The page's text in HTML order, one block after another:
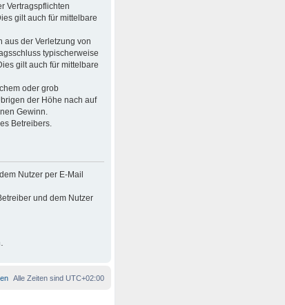
Vertragspflichten
gilt auch für mittelbare
aus der Verletzung von
typischerweise
gilt auch für mittelbare
oder grob
der Höhe nach auf
Gewinn.
Betreibers.
Nutzer per E-Mail
und dem Nutzer
Alle Zeiten sind UTC+02:00